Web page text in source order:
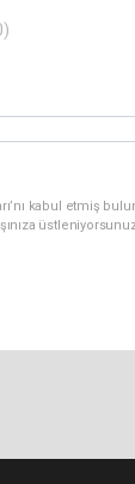
kabul etmiş